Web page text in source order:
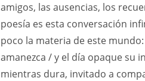
amigos, las ausencias, los
poesía es esta conversación
poco la materia de este
amanezca / y el día opaque su
mientras dura, invitado a